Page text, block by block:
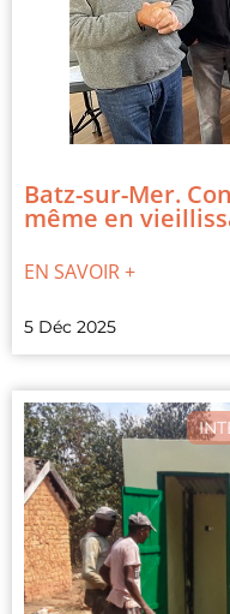
Batz-sur-Mer.
même en
EN SAVOIR +
5 Déc 2025